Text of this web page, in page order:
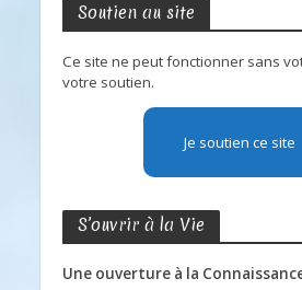
Soutien au site
Ce site ne peut fonctionner sans
votre soutien.
Je soutien ce site
S’ouvrir à la Vie
Une ouverture à la